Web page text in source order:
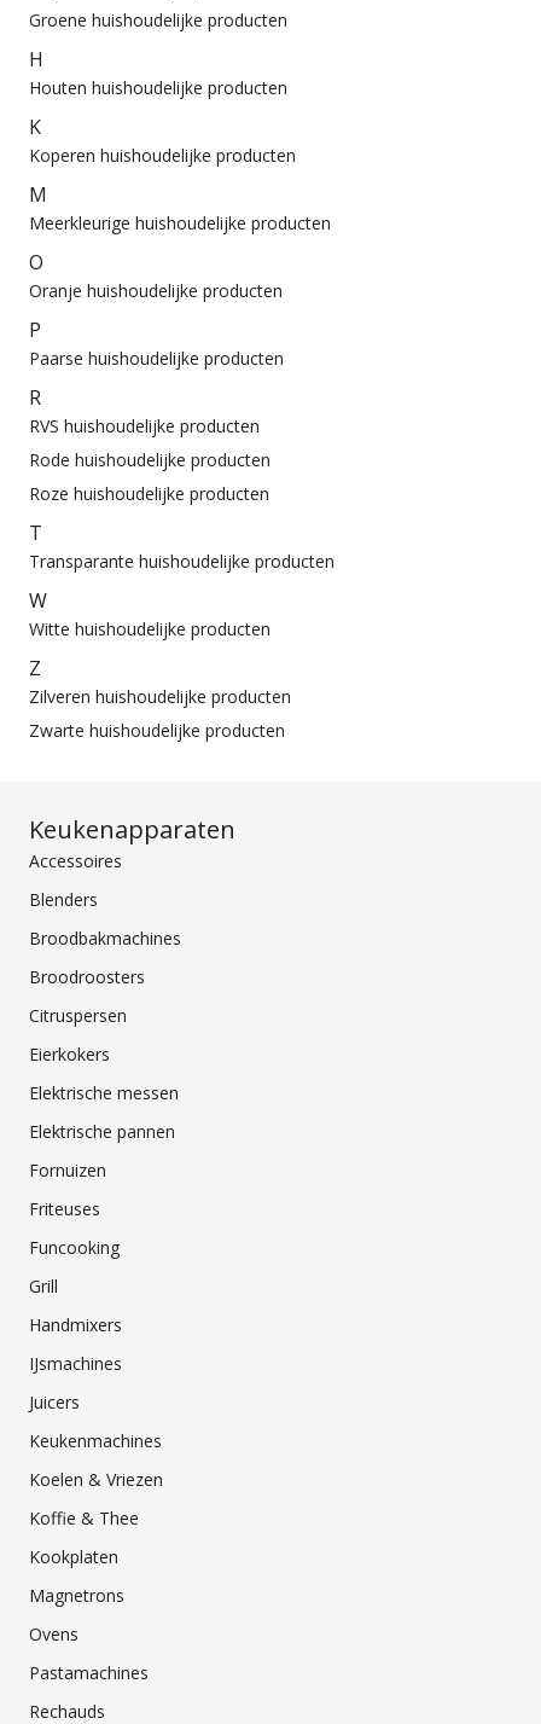
Groene huishoudelijke producten
H
Houten huishoudelijke producten
K
Koperen huishoudelijke producten
M
Meerkleurige huishoudelijke producten
O
Oranje huishoudelijke producten
P
Paarse huishoudelijke producten
R
RVS huishoudelijke producten
Rode huishoudelijke producten
Roze huishoudelijke producten
T
Transparante huishoudelijke producten
W
Witte huishoudelijke producten
Z
Zilveren huishoudelijke producten
Zwarte huishoudelijke producten
Keukenapparaten
Accessoires
Blenders
Broodbakmachines
Broodroosters
Citruspersen
Eierkokers
Elektrische messen
Elektrische pannen
Fornuizen
Friteuses
Funcooking
Grill
Handmixers
IJsmachines
Juicers
Keukenmachines
Koelen & Vriezen
Koffie & Thee
Kookplaten
Magnetrons
Ovens
Pastamachines
Rechauds